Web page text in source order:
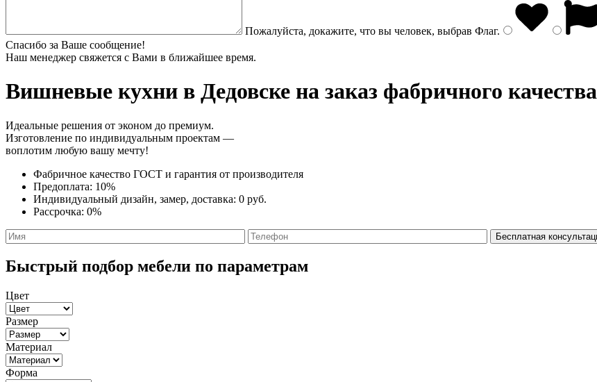
Пожалуйста, докажите, что вы человек, выбрав Флаг.
Спасибо за Ваше сообщение!
Наш менеджер свяжется с Вами в ближайшее время.
Вишневые кухни в Дедовске на заказ фабричного качества
Идеальные решения от эконом до премиум.
Изготовление по индивидуальным проектам —
воплотим любую вашу мечту!
Фабричное качество ГОСТ и гарантия от производителя
Предоплата: 10%
Индивидуальный дизайн, замер, доставка: 0 руб.
Рассрочка: 0%
Быстрый подбор мебели по параметрам
Цвет
Размер
Материал
Форма